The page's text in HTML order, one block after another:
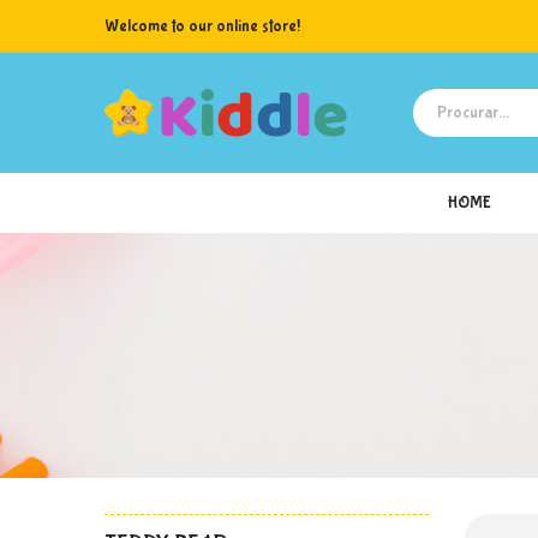
Welcome to our online store!
HOME